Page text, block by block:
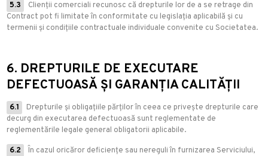
5.3
Clienții comerciali recunosc că drepturile lor de a se retrage din
Contract pot fi limitate în conformitate cu legislația aplicabilă și cu
termenii și condițiile contractuale individuale convenite cu Societatea.
6. DREPTURILE DE EXECUTARE
DEFECTUOASĂ ȘI GARANȚIA CALITĂȚII
6.1
Drepturile și obligațiile părților în ceea ce privește drepturile care
decurg din executarea defectuoasă sunt reglementate de
reglementările legale general obligatorii aplicabile.
6.2
În cazul oricăror deficiențe sau nereguli în furnizarea Serviciului,